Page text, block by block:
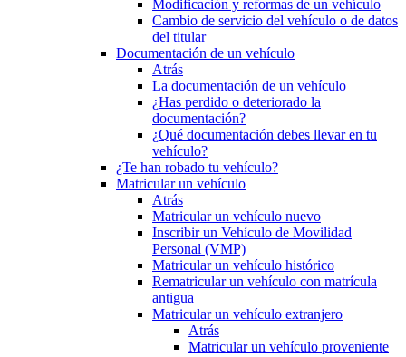
Modificación y reformas de un vehículo
Cambio de servicio del vehículo o de datos
del titular
Documentación de un vehículo
Atrás
La documentación de un vehículo
¿Has perdido o deteriorado la
documentación?
¿Qué documentación debes llevar en tu
vehículo?
¿Te han robado tu vehículo?
Matricular un vehículo
Atrás
Matricular un vehículo nuevo
Inscribir un Vehículo de Movilidad
Personal (VMP)
Matricular un vehículo histórico
Rematricular un vehículo con matrícula
antigua
Matricular un vehículo extranjero
Atrás
Matricular un vehículo proveniente